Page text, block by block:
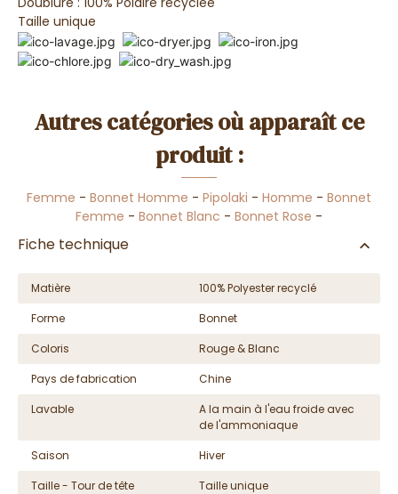
Taille unique
Autres catégories où apparaît ce
produit :
Femme - Bonnet Homme - Pipolaki - Homme - Bonnet
Femme - Bonnet Blanc - Bonnet Rose -
Fiche technique
Matière
100% Polyester recyclé
Forme
Bonnet
Coloris
Rouge & Blanc
Pays de fabrication
Chine
Lavable
A la main à l'eau froide avec
de l'ammoniaque
Saison
Hiver
Taille - Tour de tête
Taille unique